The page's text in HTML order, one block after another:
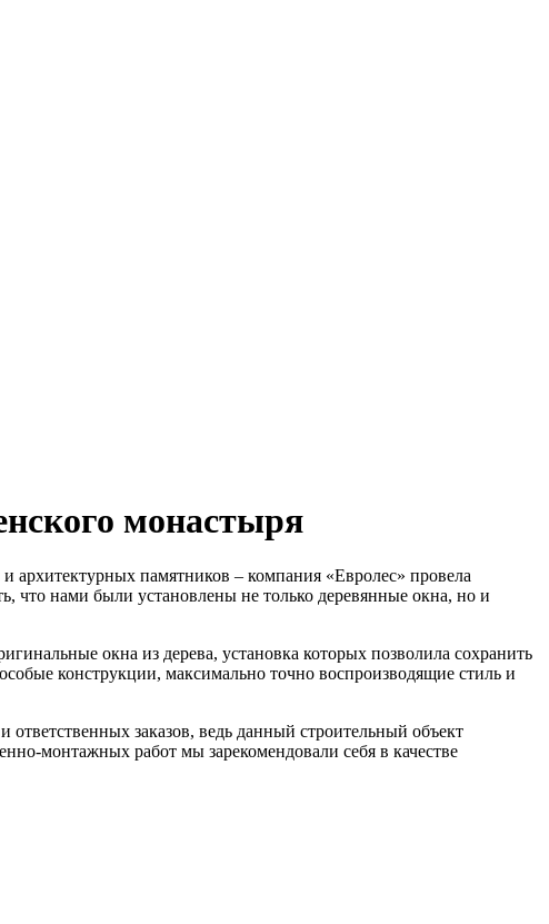
монастыря
архитектурных памятников – компания «Евролес» провела
что нами были установлены не только деревянные окна, но и
окна из дерева, установка которых позволила сохранить
конструкции, максимально точно воспроизводящие стиль и
заказов, ведь данный строительный объект
монтажных работ мы зарекомендовали себя в качестве